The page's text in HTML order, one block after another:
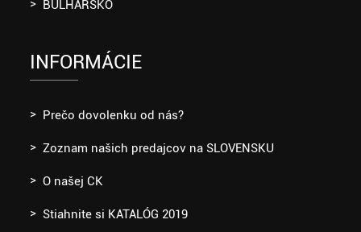
BULHARSKO
INFORMÁCIE
Prečo dovolenku od nás?
Zoznam našich predajcov na SLOVENSKU
O našej CK
Stiahnite si KATALÓG 2019